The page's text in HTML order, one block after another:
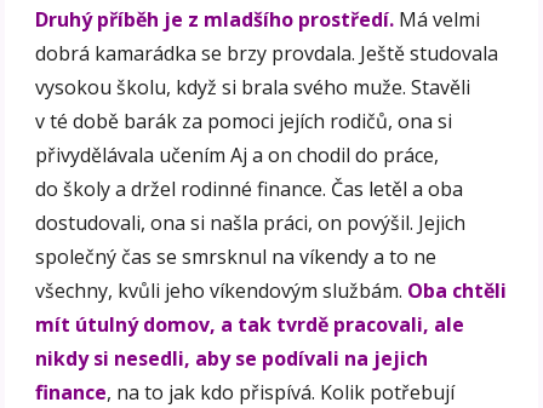
Druhý příběh je z mladšího prostředí. Má velmi
dobrá kamarádka se brzy provdala. Ještě studovala
vysokou školu, když si brala svého muže. Stavěli
v té době barák za pomoci jejích rodičů, ona si
přivydělávala učením Aj a on chodil do práce,
do školy a držel rodinné finance. Čas letěl a oba
dostudovali, ona si našla práci, on povýšil. Jejich
společný čas se smrsknul na víkendy a to ne
všechny, kvůli jeho víkendovým službám. Oba chtěli
mít útulný domov, a tak tvrdě pracovali, ale
nikdy si nesedli, aby se podívali na jejich
finance, na to jak kdo přispívá. Kolik potřebují